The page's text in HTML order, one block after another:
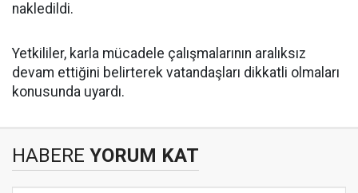
nakledildi.
Yetkililer, karla mücadele çalışmalarının aralıksız
devam ettiğini belirterek vatandaşları dikkatli olmaları
konusunda uyardı.
HABERE YORUM KAT